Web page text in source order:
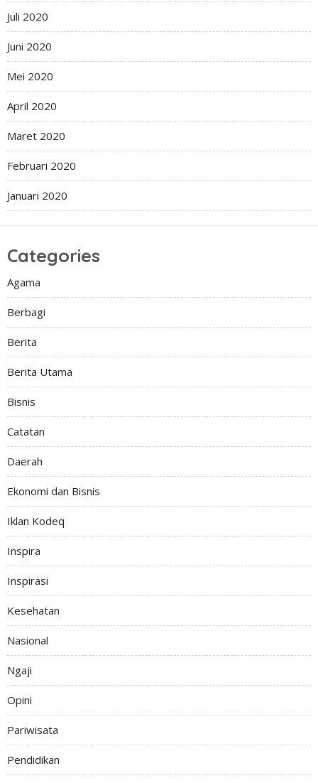
Juli 2020
Juni 2020
Mei 2020
April 2020
Maret 2020
Februari 2020
Januari 2020
Categories
Agama
Berbagi
Berita
Berita Utama
Bisnis
Catatan
Daerah
Ekonomi dan Bisnis
Iklan Kodeq
Inspira
Inspirasi
Kesehatan
Nasional
Ngaji
Opini
Pariwisata
Pendidikan